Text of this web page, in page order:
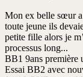
Mon ex belle sœur
toute jeune ils
petite fille alors je
processus long...
BB1 9ans première
Essai BB2 avec